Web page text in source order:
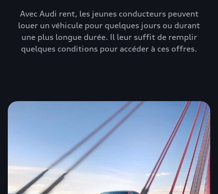
Avec Audi rent, les jeunes conducteurs peuvent
louer un véhicule pour quelques jours ou durant
une plus longue durée. Il leur suffit de remplir
quelques conditions pour accéder à ces offres.